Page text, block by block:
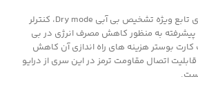
دارای تابع ویژه تشخیص بی آبی Dry mode، کنترلر
PID پیشرفته و تابع Sleep پیشرفته به منظور کاهش مصرف انرژی در بی
بوستر هزینه های راه اندازی آن کاهش
اتصال مقاومت ترمز در این سری از درایو